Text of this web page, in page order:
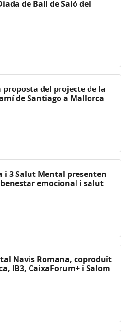
de Ball de Saló del
proposta del projecte de la
de Santiago a Mallorca
i 3 Salut Mental presenten
emocional i salut
Navis Romana, coproduït
IB3, CaixaForum+ i Salom